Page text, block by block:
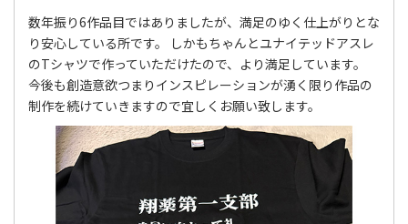
数年振り6作品目ではありましたが、満足のゆく仕上がりとな
り安心している所です。 しかもちゃんとユナイテッドアスレ
のTシャツで作っていただけたので、より満足しています。
今後も創造意欲つまりインスピレーションが湧く限り作品の
制作を続けていきますので宜しくお願い致します。